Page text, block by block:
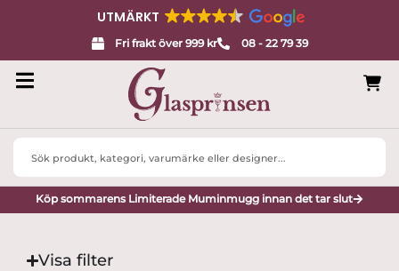
UTMÄRKT
Fri frakt över 999 kr 08 - 22 79 39
Search
Köp sommarens Limiterade Muminmugg innan det tar slut
Visa filter